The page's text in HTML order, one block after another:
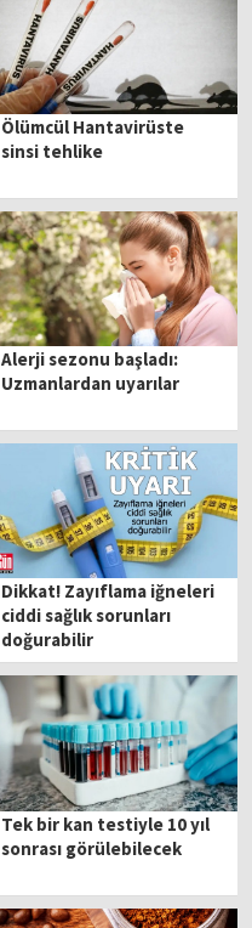
Ölümcül Hantavirüste
sinsi tehlike
Alerji sezonu başladı:
Uzmanlardan uyarılar
Dikkat! Zayıflama iğneleri
ciddi sağlık sorunları
doğurabilir
Tek bir kan testiyle 10 yıl
sonrası görülebilecek